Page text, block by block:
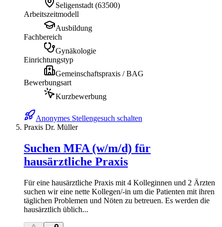
Seligenstadt (63500)
Arbeitszeitmodell
Ausbildung
Fachbereich
Gynäkologie
Einrichtungstyp
Gemeinschaftspraxis / BAG
Bewerbungsart
Kurzbewerbung
Anonymes Stellengesuch schalten
Praxis Dr. Müller
Suchen MFA (w/m/d) für
hausärztliche Praxis
Für eine hausärztliche Praxis mit 4 Kolleginnen und 2 Ärzten
suchen wir eine nette Kollegen/-in um die Patienten mit ihren
täglichen Problemen und Nöten zu betreuen. Es werden die
hausärztlich üblich...